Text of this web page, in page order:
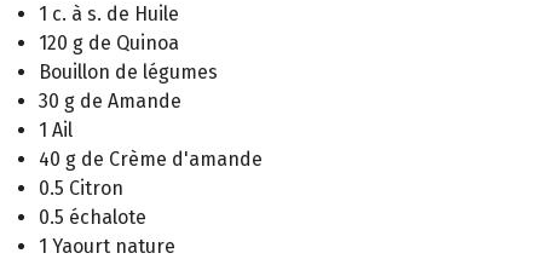
1 c. à s. de Huile
120 g de Quinoa
Bouillon de légumes
30 g de Amande
1 Ail
40 g de Crème d'amande
0.5 Citron
0.5 échalote
1 Yaourt nature